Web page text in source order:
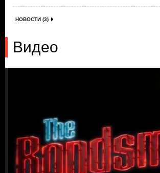
НОВОСТИ (3)
Видео